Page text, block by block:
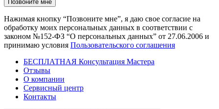
Нажимая кнопку “Позвоните мне”, я даю свое согласие на
обработку моих персональных данных в соответствии с
законом №152-ФЗ “О персональных данных” от 27.06.2006 и
принимаю условия Пользовательского соглашения
БЕСПЛАТНАЯ Консультация Мастера
Отзывы
О компании
Сервисный центр
Контакты